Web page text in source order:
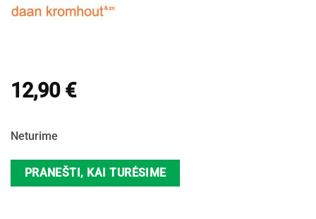
12,90 €
Neturime
PRANEŠTI, KAI TURĖSIME